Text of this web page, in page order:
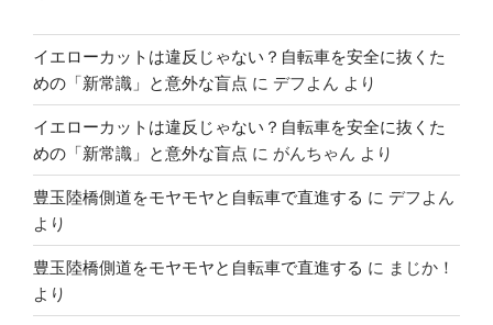
イエローカットは違反じゃない？自転車を安全に抜くた
めの「新常識」と意外な盲点 に デフよん より
イエローカットは違反じゃない？自転車を安全に抜くた
めの「新常識」と意外な盲点 に がんちゃん より
豊玉陸橋側道をモヤモヤと自転車で直進する に デフよん
より
豊玉陸橋側道をモヤモヤと自転車で直進する に まじか！
より